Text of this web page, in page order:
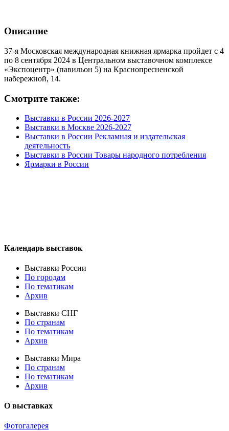
Описание
37-я Московская международная книжная ярмарка пройдет с 4
по 8 сентября 2024 в Центральном выставочном комплексе
«Экспоцентр» (павильон 5) на Краснопресненской
набережной, 14.
Смотрите также:
Выставки в России 2026-2027
Выставки в Москве 2026-2027
Выставки в России Рекламная и издательская
деятельность
Выставки в России Товары народного потребления
Ярмарки в России
Календарь выставок
Выставки России
По городам
По тематикам
Архив
Выставки СНГ
По странам
По тематикам
Архив
Выставки Мира
По странам
По тематикам
Архив
О выставках
Фотогалерея